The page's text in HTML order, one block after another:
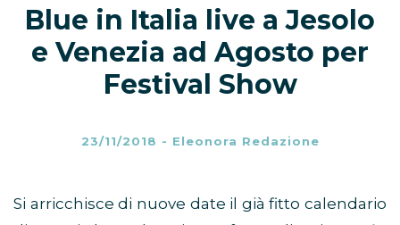
Blue in Italia live a Jesolo
e Venezia ad Agosto per
Festival Show
23/11/2018 - Eleonora Redazione
Si arricchisce di nuove date il già fitto calendario